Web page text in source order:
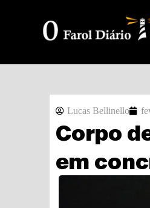
Lucas Bellinello
Corpo
em